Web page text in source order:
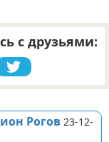
с друзьями:
Рогов 23-12-